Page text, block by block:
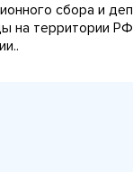
сбора и
на территории